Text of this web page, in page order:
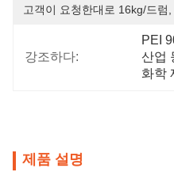
고객이 요청한대로 16kg/드럼
강조하다:
PEI
산업
화학
제품 설명